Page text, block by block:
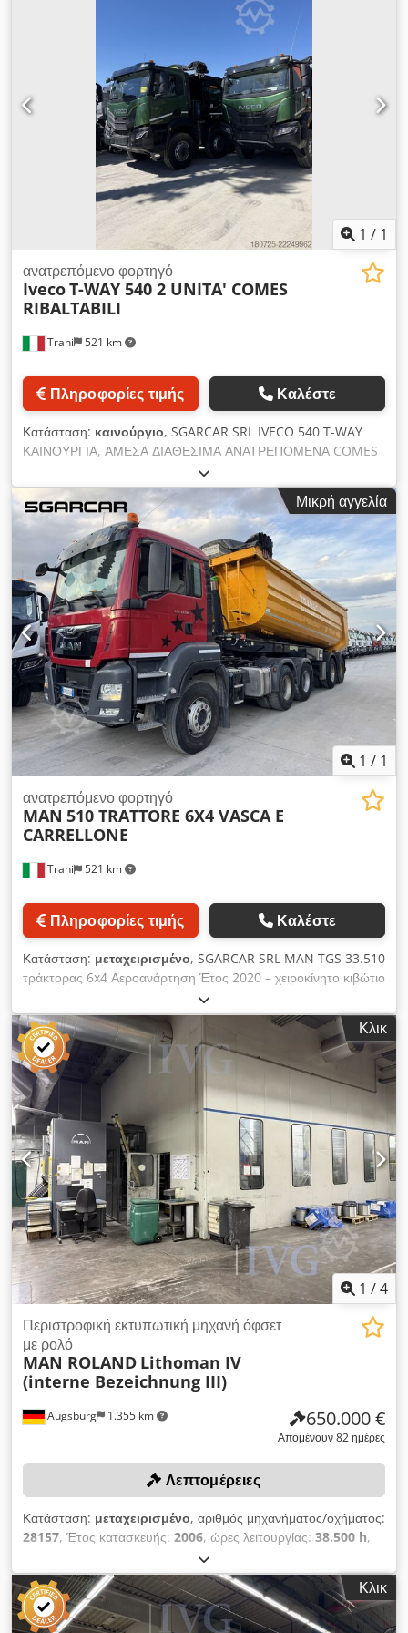
1 / 1
Trani 521 km
ανατρεπόμενο φορτηγό
IvecoT-WAY 540 2 UNITA' COMES
RIBALTABILI
Πληροφορίες τιμής Καλέστε
Κατάσταση: καινούργιο, SGARCAR SRL IVECO 540 T-WAY
ΚΑΙΝΟΥΡΓΙΑ, ΑΜΕΣΑ ΔΙΑΘΕΣΙΜΑ ΑΝΑΤΡΕΠΟΜΕΝΑ COMES
Csdpfsziatmsx Aiqjrf 2 ΜΟΝΑΔΕΣ.
Μικρή αγγελία
1 / 1
Trani 521 km
ανατρεπόμενο φορτηγό
MAN 510 TRATTORE 6X4 VASCA E
CARRELLONE
Πληροφορίες τιμής Καλέστε
Κατάσταση: μεταχειρισμένο, SGARCAR SRL MAN TGS 33.510
τράκτορας 6x4 Αεροανάρτηση Έτος 2020 – χειροκίνητο κιβώτιο
/ intarder 250.000 χλμ 1 ανατρεπόμενο ημιρυμουλκούμενο
Technokar Cjdpfeziarvjx Aiqjrf 1 ημιρυμουλκούμενη
πλατφόρμα Bertoja με ράμπες για μηχανήματα έργου
Κλικ
1 /4
Augsburg 1.355 km
Περιστροφική εκτυπωτική μηχανή όφσετ
με ρολό
MAN ROLAND Lithoman IV
(interne Bezeichnung III)
650.000 €
Απομένουν 82 ημέρες
Λεπτομέρειες
Κατάσταση: μεταχειρισμένο, αριθμός μηχανήματος/οχήματος:
28157, Έτος κατασκευής: 2006, ώρες λειτουργίας: 38.500 h,
μέγ. αριθμός περιστροφών κυλίνδρου: 40.000 1/ώρα, μήκος
τμήματος: 1.240 mm, πλάτος ταινίας: 1.460 mm, μέγ.
ταχύτητα ταινίας: 13,78 m/s, μορφή: οριζόντια (60 σελίδες), 2
μονάδες δίπλωσης (μεταχειρισμένες, αναβαθμισμένες το 2014):
Κλικ